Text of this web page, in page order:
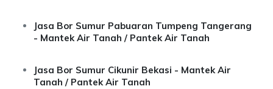
Jasa Bor Sumur Pabuaran Tumpeng Tangerang
- Mantek Air Tanah / Pantek Air Tanah
Jasa Bor Sumur Cikunir Bekasi - Mantek Air
Tanah / Pantek Air Tanah